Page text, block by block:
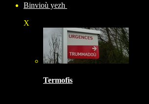
Binvioù yezh
X
Termofis